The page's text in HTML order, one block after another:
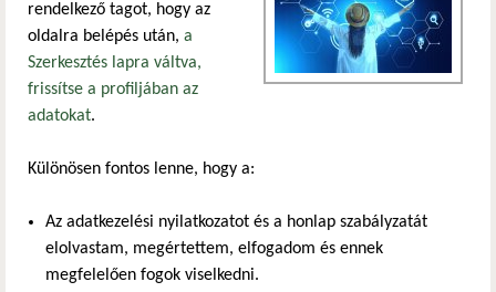
rendelkező tagot, hogy az
oldalra belépés után, a
Szerkesztés lapra váltva,
frissítse a profiljában az
adatokat.
Különösen fontos lenne, hogy a:
Az adatkezelési nyilatkozatot és a honlap szabályzatát
elolvastam, megértettem, elfogadom és ennek
megfelelően fogok viselkedni.